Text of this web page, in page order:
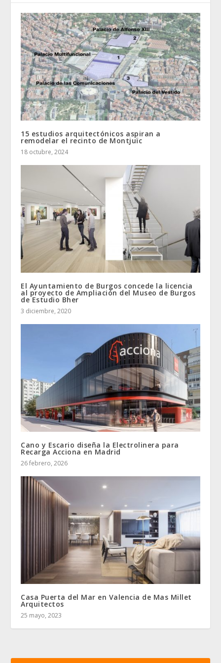
15 estudios arquitectónicos aspiran a
remodelar el recinto de Montjuïc
18 octubre, 2024
El Ayuntamiento de Burgos concede la licencia
al proyecto de Ampliación del Museo de Burgos
de Estudio Bher
3 diciembre, 2020
Cano y Escario diseña la Electrolinera para
Recarga Acciona en Madrid
26 febrero, 2026
Casa Puerta del Mar en Valencia de Mas Millet
Arquitectos
25 mayo, 2023